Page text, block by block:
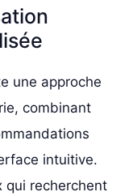
une approche
combinant
intuitive.
qui recherchent